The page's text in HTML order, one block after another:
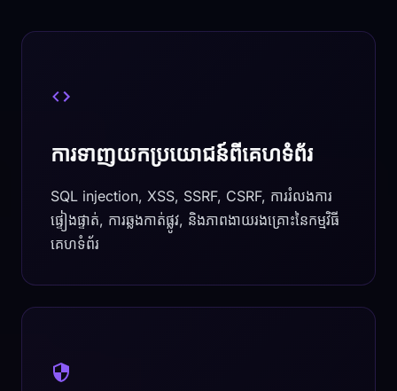
ការទាញយកប្រយោជន៍ពីគេហទំព័រ
SQL injection, XSS, SSRF, CSRF, ការរំលងការ
ផ្ទៀងផ្ទាត់, ការឆ្លងកាត់ផ្លូវ, និងភាពងាយរងគ្រោះនៃកម្មវិធី
គេហទំព័រ